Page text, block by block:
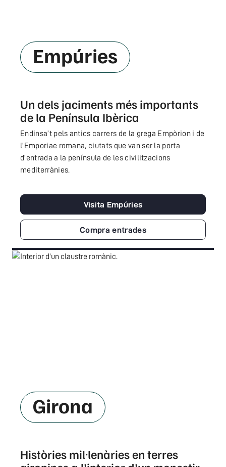
Empúries
Un dels jaciments més importants
de la Península Ibèrica
Endinsa’t pels antics carrers de la grega Empòrion i de
l’Emporiae romana, ciutats que van ser la porta
d’entrada a la península de les civilitzacions
mediterrànies.
Visita Empúries
Compra entrades
Girona
Històries mil·lenàries en terres